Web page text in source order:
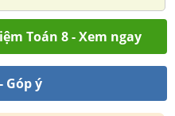
Toán 8 - Xem ngay
Góp ý